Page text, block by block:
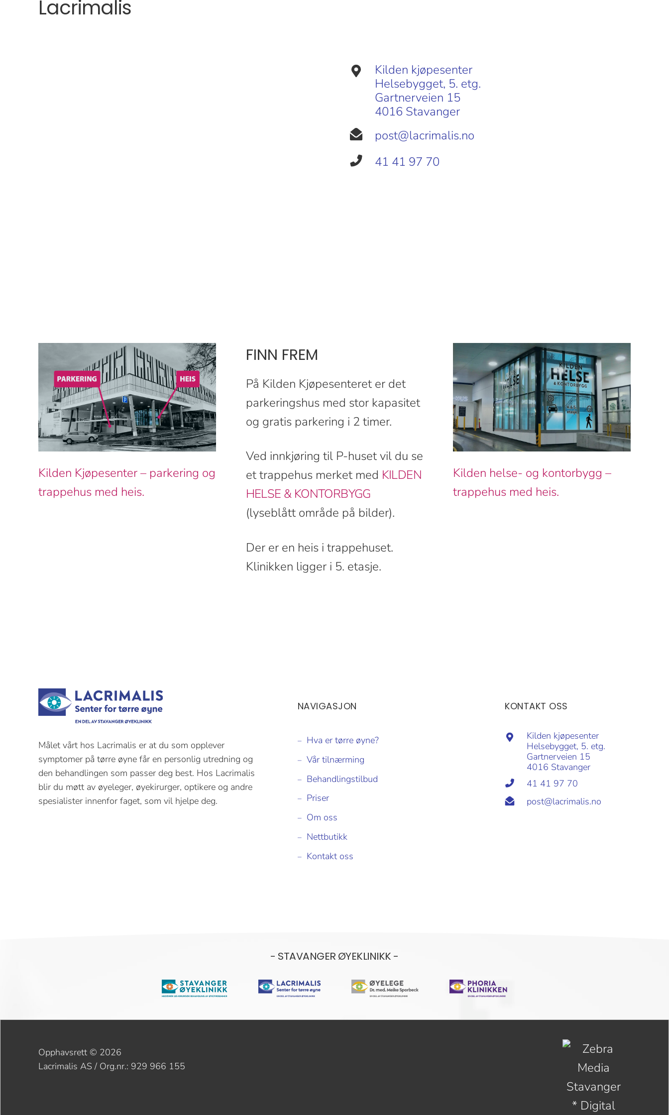
Lacrimalis
Kilden kjøpesenter
Helsebygget, 5. etg.
Gartnerveien 15
4016 Stavanger
post@lacrimalis.no
41 41 97 70
Kilden Kjøpesenter – parkering og
trappehus med heis.
FINN FREM
På Kilden Kjøpesenteret er det
parkeringshus med stor kapasitet
og gratis parkering i 2 timer.
Ved innkjøring til P-huset vil du se
et trappehus merket med KILDEN
HELSE & KONTORBYGG
(lyseblått område på bilder).
Der er en heis i trappehuset.
Klinikken ligger i 5. etasje.
Kilden helse- og kontorbygg –
trappehus med heis.
Målet vårt hos Lacrimalis er at du som opplever
symptomer på tørre øyne får en personlig utredning og
den behandlingen som passer deg best. Hos Lacrimalis
blir du møtt av øyeleger, øyekirurger, optikere og andre
spesialister innenfor faget, som vil hjelpe deg.
NAVIGASJON
Hva er tørre øyne?
Vår tilnærming
Behandlingstilbud
Priser
Om oss
Nettbutikk
Kontakt oss
KONTAKT OSS
Kilden kjøpesenter
Helsebygget, 5. etg.
Gartnerveien 15
4016 Stavanger
41 41 97 70
post@lacrimalis.no
- STAVANGER ØYEKLINIKK -
Opphavsrett © 2026
Lacrimalis AS / Org.nr.: 929 966 155